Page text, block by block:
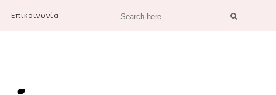
Επικοινωνία